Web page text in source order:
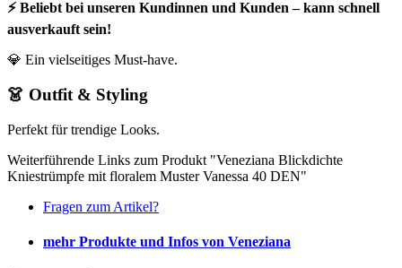
⚡ Beliebt bei unseren Kundinnen und Kunden – kann schnell
ausverkauft sein!
💎 Ein vielseitiges Must-have.
👗 Outfit & Styling
Perfekt für trendige Looks.
Weiterführende Links zum Produkt "Veneziana Blickdichte
Kniestrümpfe mit floralem Muster Vanessa 40 DEN"
Fragen zum Artikel?
mehr Produkte und Infos von Veneziana